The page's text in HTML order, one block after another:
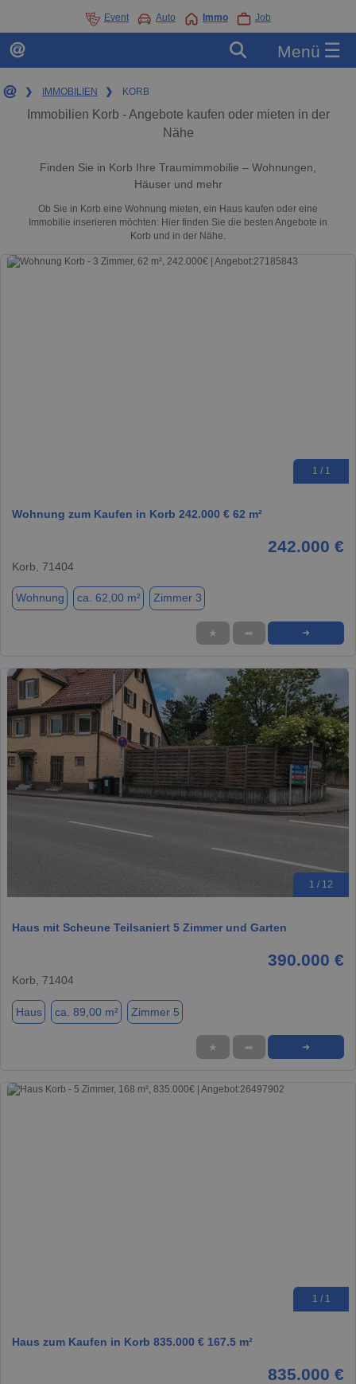
Event Auto Immo Job
Menü ☰
❯ IMMOBILIEN ❯ KORB
Immobilien Korb - Angebote kaufen oder mieten in der
Nähe
Finden Sie in Korb Ihre Traumimmobilie – Wohnungen,
Häuser und mehr
Ob Sie in Korb eine Wohnung mieten, ein Haus kaufen oder eine
Immobilie inserieren möchten: Hier finden Sie die besten Angebote in
Korb und in der Nähe.
1 / 1
Wohnung zum Kaufen in Korb 242.000 € 62 m²
242.000 €
Korb, 71404
Wohnung ca. 62,00 m² Zimmer 3
★ ➦ ➜
1 / 12
Haus mit Scheune Teilsaniert 5 Zimmer und Garten
390.000 €
Korb, 71404
Haus ca. 89,00 m² Zimmer 5
★ ➦ ➜
1 / 1
Haus zum Kaufen in Korb 835.000 € 167.5 m²
835.000 €